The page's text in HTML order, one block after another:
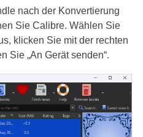
nach der Konvertierung
Sie Calibre. Wählen Sie
klicken Sie mit der rechten
Sie „An Gerät senden“.